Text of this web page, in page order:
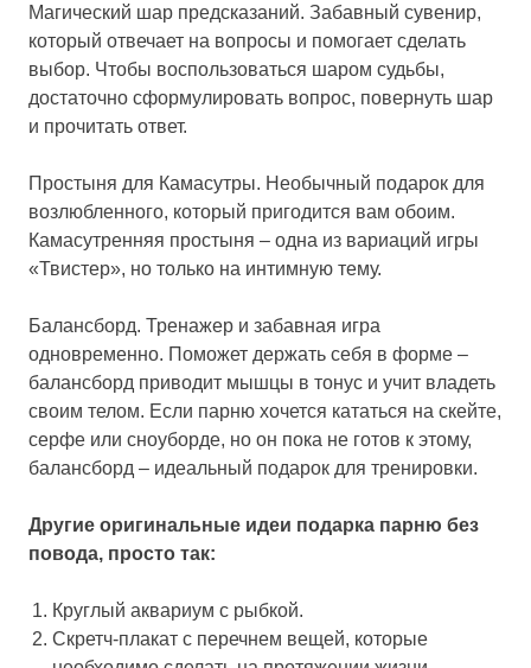
Магический шар предсказаний. Забавный сувенир,
который отвечает на вопросы и помогает сделать
выбор. Чтобы воспользоваться шаром судьбы,
достаточно сформулировать вопрос, повернуть шар
и прочитать ответ.
Простыня для Камасутры. Необычный подарок для
возлюбленного, который пригодится вам обоим.
Камасутренняя простыня – одна из вариаций игры
«Твистер», но только на интимную тему.
Балансборд. Тренажер и забавная игра
одновременно. Поможет держать себя в форме –
балансборд приводит мышцы в тонус и учит владеть
своим телом. Если парню хочется кататься на скейте,
серфе или сноуборде, но он пока не готов к этому,
балансборд – идеальный подарок для тренировки.
Другие оригинальные идеи подарка парню без
повода, просто так:
Круглый аквариум с рыбкой.
Скретч-плакат с перечнем вещей, которые